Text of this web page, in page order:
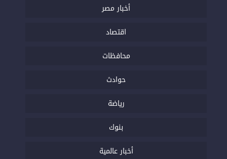
أخبار مصر
اقتصاد
محافظات
حوادث
رياضة
بنوك
أخبار عالمية